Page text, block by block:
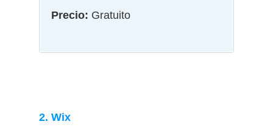
Precio: Gratuito
2. Wix